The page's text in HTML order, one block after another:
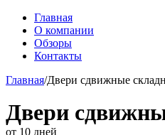
Главная
О компании
Обзоры
Контакты
Главная/Двери сдвижные
Двери
от 10 дней